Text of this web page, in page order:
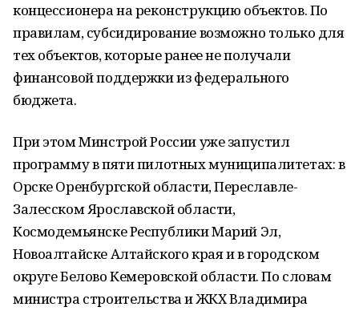
концессионера на реконструкцию объектов. По
правилам, субсидирование возможно только для
тех объектов, которые ранее не получали
финансовой поддержки из федерального
бюджета.
При этом Минстрой России уже запустил
программу в пяти пилотных муниципалитетах: в
Орске Оренбургской области, Переславле-
Залесском Ярославской области,
Космодемьянске Республики Марий Эл,
Новоалтайске Алтайского края и в городском
округе Белово Кемеровской области. По словам
министра строительства и ЖКХ Владимира